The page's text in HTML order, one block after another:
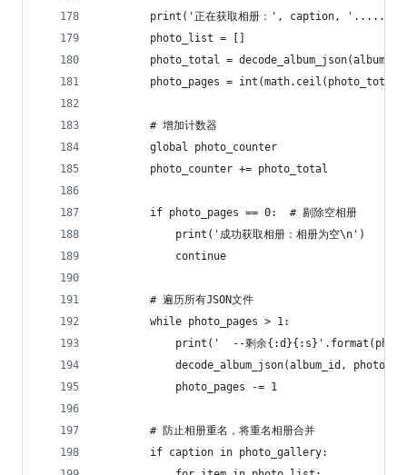
        print('正在获取相册：', caption, '......')
        photo_list = []
photo_total =
photo_pages = int(math.ceil(photo_total
        # 增加计数器
        global photo_counter
        photo_counter += photo_total
        if photo_pages == 0:  # 剔除空相册
            print('成功获取相册：相册为空\n')
            continue
        # 遍历所有JSON文件
        while photo_pages > 1:
print('  --剩余
decode_album_json(album_id,
            photo_pages -= 1
        # 防止相册重名，将重名相册合并
        if caption in photo_gallery: